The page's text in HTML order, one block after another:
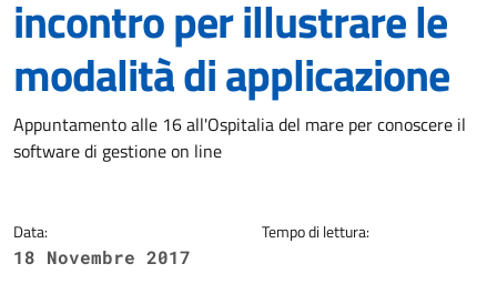
incontro per illustrare le
modalità di applicazione
Dettagli della notizia
Appuntamento alle 16 all'Ospitalia del mare per conoscere il
software di gestione on line
Data:
18 Novembre 2017
Tempo di lettura: